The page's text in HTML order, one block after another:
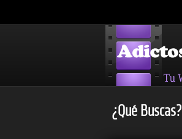
¿Qué Buscas?